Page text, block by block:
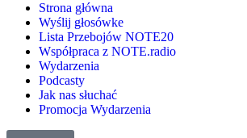
Strona główna
Wyślij głosówke
Lista Przebojów NOTE20
Współpraca z NOTE.radio
Wydarzenia
Podcasty
Jak nas słuchać
Promocja Wydarzenia